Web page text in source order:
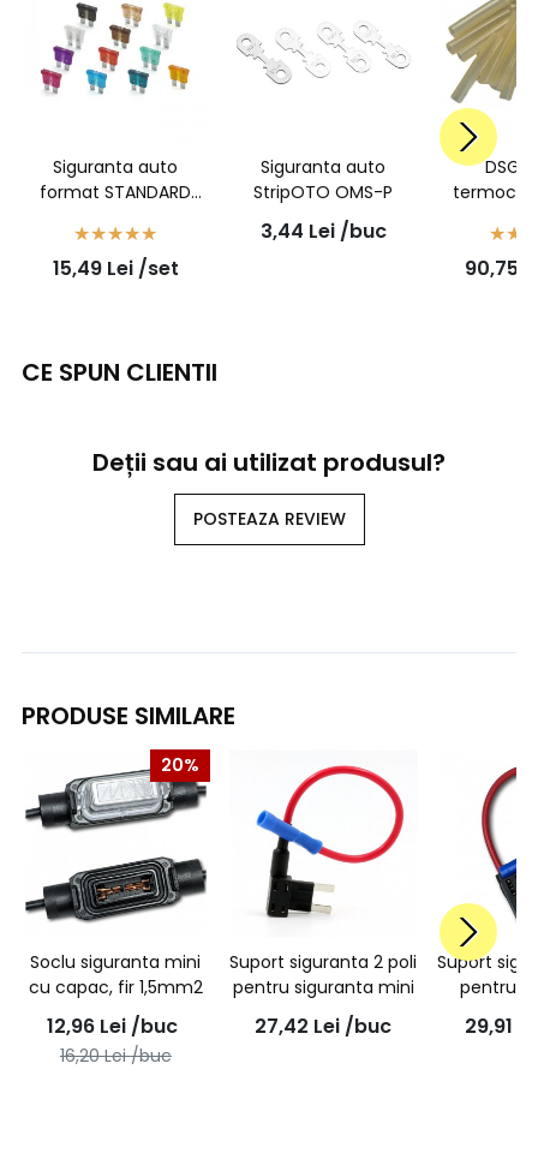
Siguranta auto
format STANDARD
15,49 Lei /set
Siguranta auto
StripOTO OMS-P
3,44 Lei /buc
DSG1
- 6/1,4
90,75
CE SPUN CLIENTII
Deții sau ai utilizat produsul?
POSTEAZA REVIEW
PRODUSE SIMILARE
20%
Soclu siguranta mini
cu capac, fir 1,5mm2
12,96 Lei /buc
16,20Lei /buc
Suport siguranta 2 poli
pentru siguranta mini
27,42 Lei /buc
Suport
pentru
29,91